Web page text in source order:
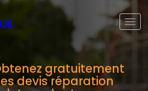
gratuitement
devis réparation